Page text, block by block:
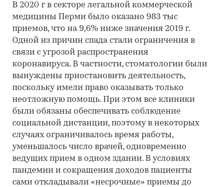
В 2020 г в секторе легальной коммерческой
медицины Перми было оказано 983 тыс
приемов, что на 9,6% ниже значения 2019 г.
Одной из причин спада стали ограничения в
связи с угрозой распространения
коронавируса. В частности, стоматологии были
вынуждены приостановить деятельность,
поскольку имели право оказывать только
неотложную помощь. При этом все клиники
были обязаны обеспечивать соблюдение
социальной дистанции, поэтому в некоторых
случаях ограничивалось время работы,
уменьшалось число врачей, одновременно
ведущих прием в одном здании. В условиях
пандемии и сокращения доходов пациенты
сами откладывали «несрочные» приемы до